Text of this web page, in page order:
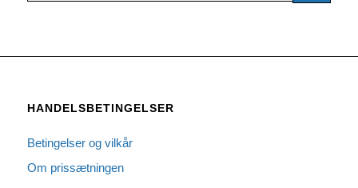
HANDELSBETINGELSER
Betingelser og vilkår
Om prissætningen